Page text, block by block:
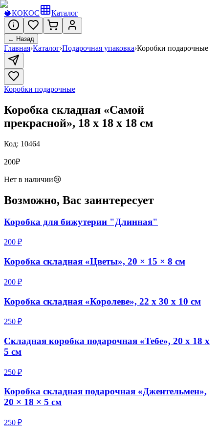
🥥КОКОС Каталог
← Назад
Главная›Каталог›Подарочная упаковка›Коробки подарочные
Коробки подарочные
Коробка складная «Самой
прекрасной», 18 х 18 х 18 см
Код: 10464
200₽
Нет в наличии😢
Возможно, Вас заинтересует
Коробка для бижутерии "Длинная"
200 ₽
Коробка складная «Цветы», 20 × 15 × 8 см
200 ₽
Коробка складная «Королеве», 22 х 30 х 10 см
250 ₽
Складная коробка подарочная «Тебе», 20 х 18 х
5 см
250 ₽
Коробка складная подарочная «Джентельмен»,
20 × 18 × 5 см
250 ₽